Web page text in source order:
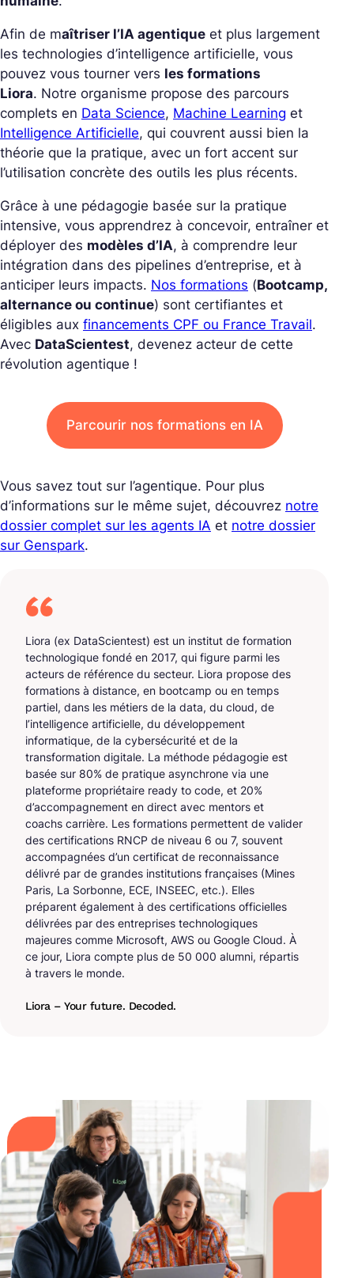
Afin de maîtriser l’IA agentique et plus largement
les technologies d’intelligence artificielle, vous
pouvez vous tourner vers les formations
Liora. Notre organisme propose des parcours
complets en Data Science, Machine Learning et
Intelligence Artificielle, qui couvrent aussi bien la
théorie que la pratique, avec un fort accent sur
l’utilisation concrète des outils les plus récents.
Grâce à une pédagogie basée sur la pratique
intensive, vous apprendrez à concevoir, entraîner et
déployer des modèles d’IA, à comprendre leur
intégration dans des pipelines d’entreprise, et à
anticiper leurs impacts. Nos formations (Bootcamp,
alternance ou continue) sont certifiantes et
éligibles aux financements CPF ou France Travail.
Avec DataScientest, devenez acteur de cette
révolution agentique !
Parcourir nos formations en IA
Vous savez tout sur l’agentique. Pour plus
d’informations sur le même sujet, découvrez notre
dossier complet sur les agents IA et notre dossier
sur Genspark.
Liora (ex DataScientest) est un institut de formation
technologique fondé en 2017, qui figure parmi les
acteurs de référence du secteur. Liora propose des
formations à distance, en bootcamp ou en temps
partiel, dans les métiers de la data, du cloud, de
l’intelligence artificielle, du développement
informatique, de la cybersécurité et de la
transformation digitale. La méthode pédagogie est
basée sur 80% de pratique asynchrone via une
plateforme propriétaire ready to code, et 20%
d’accompagnement en direct avec mentors et
coachs carrière. Les formations permettent de valider
des certifications RNCP de niveau 6 ou 7, souvent
accompagnées d’un certificat de reconnaissance
délivré par de grandes institutions françaises (Mines
Paris, La Sorbonne, ECE, INSEEC, etc.). Elles
préparent également à des certifications officielles
délivrées par des entreprises technologiques
majeures comme Microsoft, AWS ou Google Cloud. À
ce jour, Liora compte plus de 50 000 alumni, répartis
à travers le monde.
Liora – Your future. Decoded.